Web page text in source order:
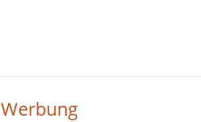
Werbung